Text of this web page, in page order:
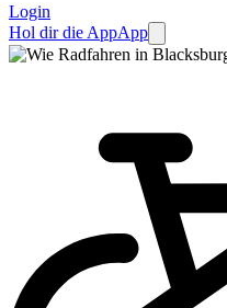
Login
Hol dir die AppApp